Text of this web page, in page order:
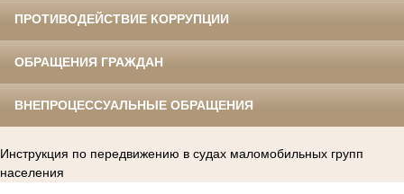
ПРОТИВОДЕЙСТВИЕ КОРРУПЦИИ
ОБРАЩЕНИЯ ГРАЖДАН
ВНЕПРОЦЕССУАЛЬНЫЕ ОБРАЩЕНИЯ
Инструкция по передвижению в судах маломобильных групп
населения